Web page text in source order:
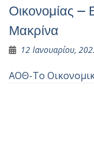
Οικονομίας –
Μακρίνα
12 Ιανουαρίου,
ΑΟΘ-Το